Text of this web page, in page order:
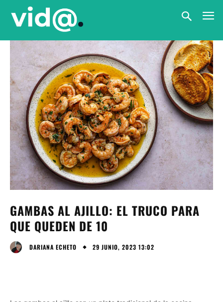
GAMBAS AL AJILLO: EL TRUCO PARA
QUE QUEDEN DE 10
DARIANA ECHETO 29 JUNIO, 2023 13:02